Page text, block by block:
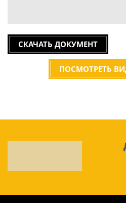
СКАЧАТЬ ДОКУМЕНТ
ПОСМОТРЕТЬ